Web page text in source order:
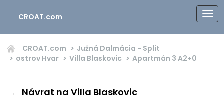
CROAT.com
CROAT.com
Južná Dalmácia - Split
ostrov Hvar
Villa Blaskovic Apartmán 3 A2+0
← Návrat na Villa Blaskovic